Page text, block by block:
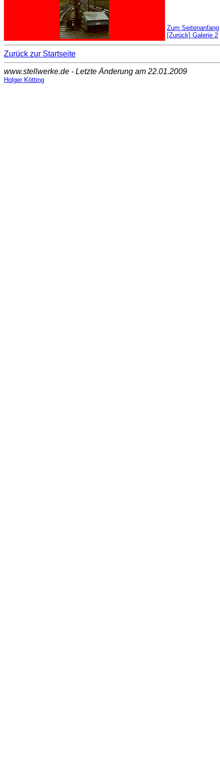
Zum Seitenanfang
[Zurück] Galerie 2
Zurück zur Startseite
www.stellwerke.de - Letzte Änderung am 22.01.2009
Holger Kötting